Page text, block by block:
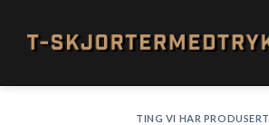
content
TING VI HAR PRODUSERT